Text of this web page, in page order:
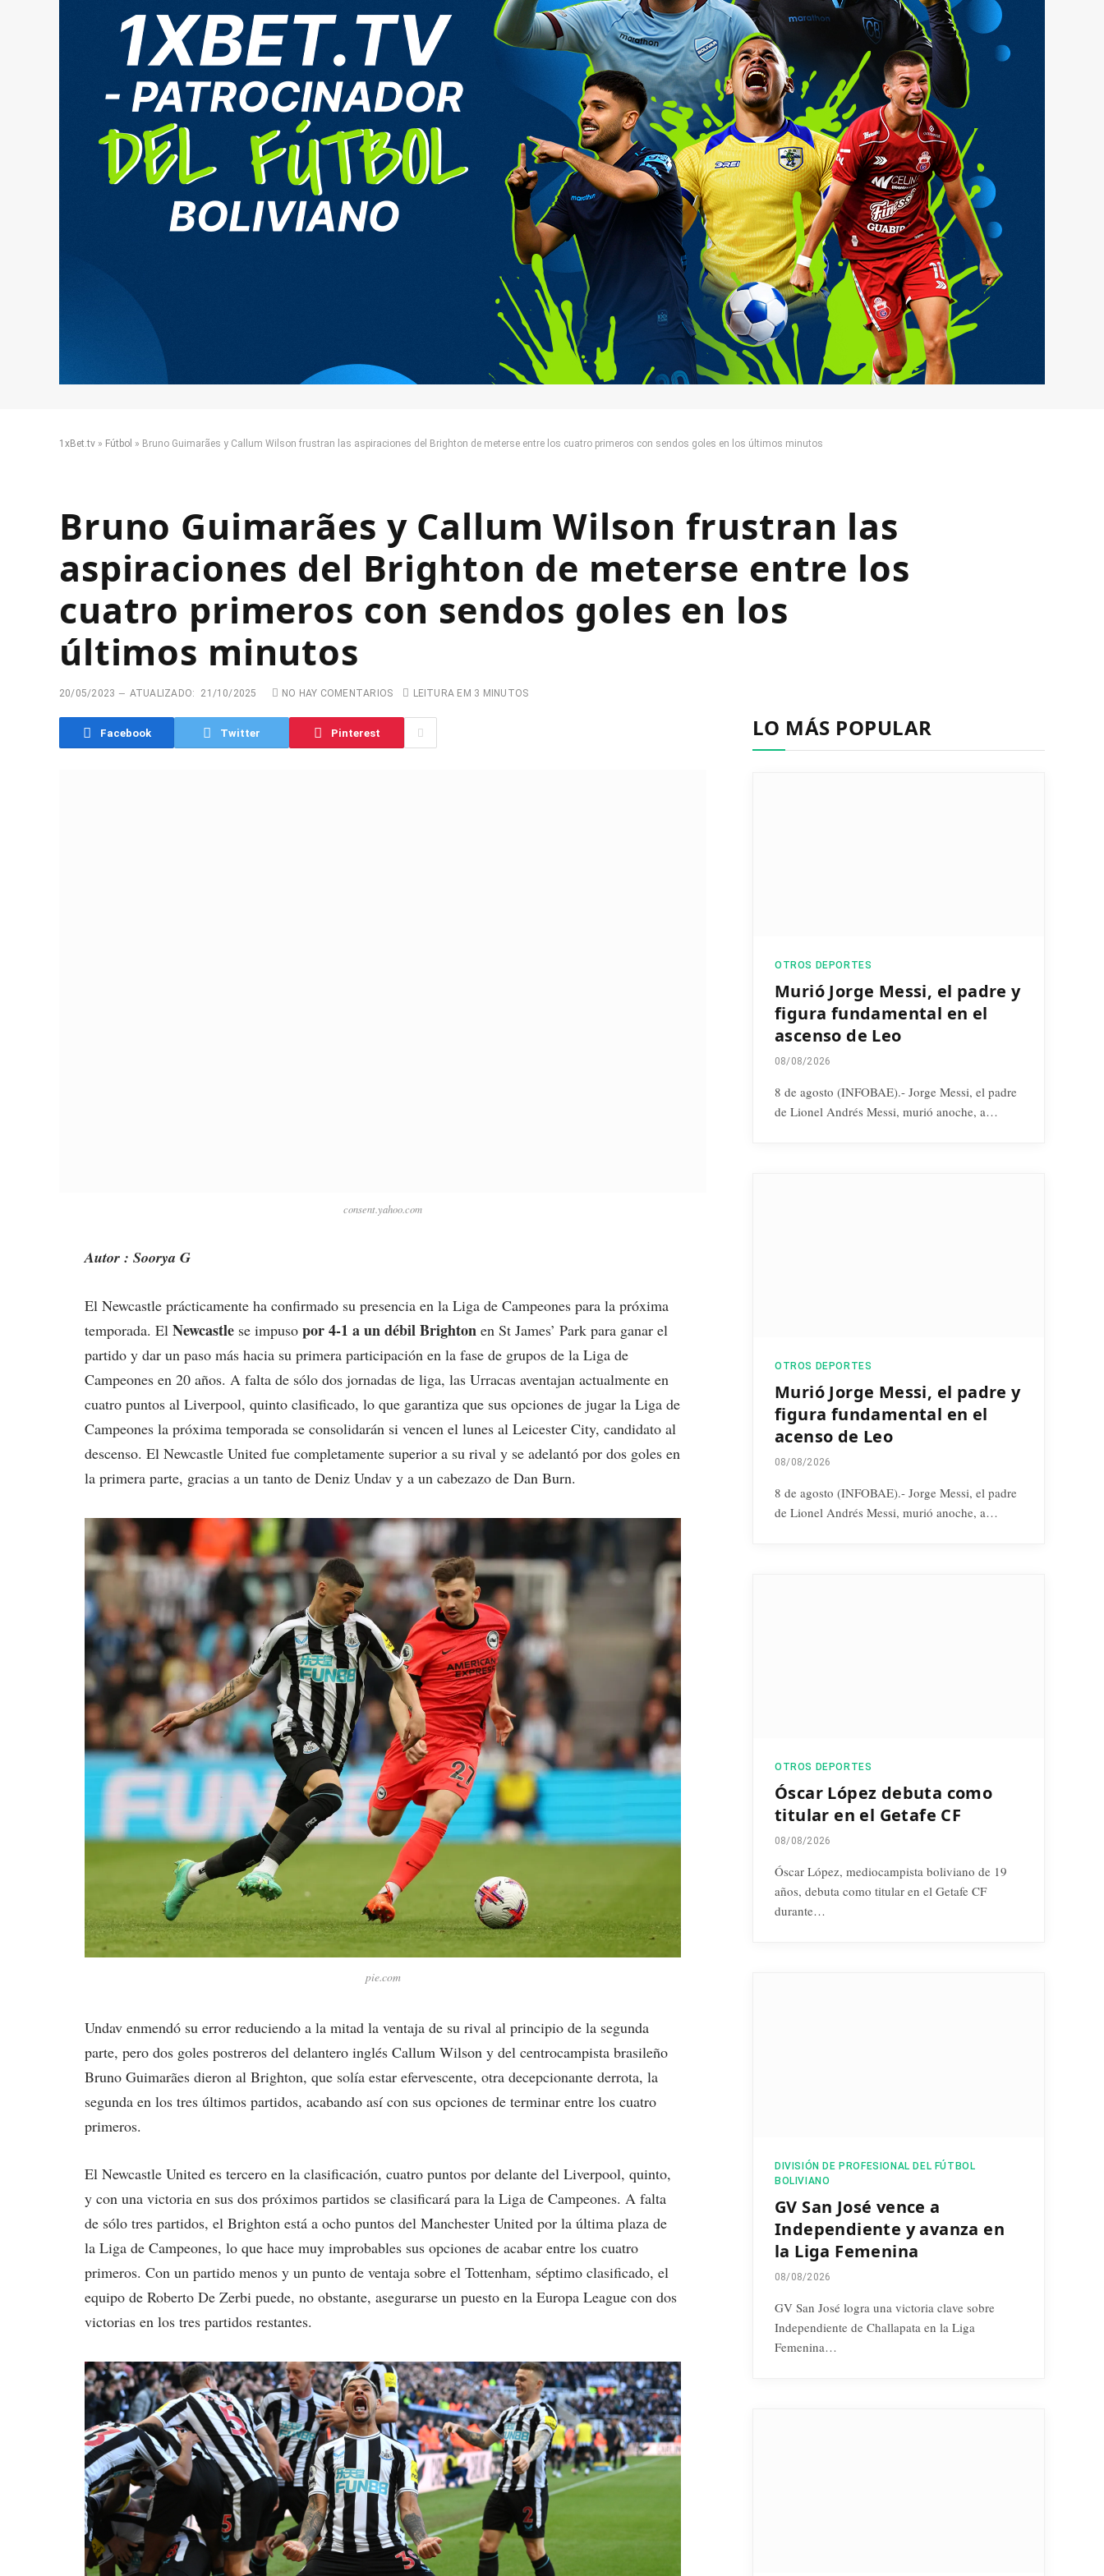
1xBet.tv » Fútbol » Bruno Guimarães y Callum Wilson frustran las aspiraciones del Brighton de meterse entre los cuatro primeros con sendos goles en los últimos minutos
Bruno Guimarães y Callum Wilson frustran las
aspiraciones del Brighton de meterse entre los
cuatro primeros con sendos goles en los
últimos minutos
20/05/2023 ATUALIZADO: 21/10/2025 NO HAY COMENTARIOS LEITURA EM 3 MINUTOS
Facebook Twitter Pinterest
consent.yahoo.com
Autor : Soorya G
El Newcastle prácticamente ha confirmado su presencia en la Liga de Campeones para la próxima
temporada. El Newcastle se impuso por 4-1 a un débil Brighton en St James’ Park para ganar el
partido y dar un paso más hacia su primera participación en la fase de grupos de la Liga de
Campeones en 20 años. A falta de sólo dos jornadas de liga, las Urracas aventajan actualmente en
cuatro puntos al Liverpool, quinto clasificado, lo que garantiza que sus opciones de jugar la Liga de
Campeones la próxima temporada se consolidarán si vencen el lunes al Leicester City, candidato al
descenso. El Newcastle United fue completamente superior a su rival y se adelantó por dos goles en
la primera parte, gracias a un tanto de Deniz Undav y a un cabezazo de Dan Burn.
pie.com
Undav enmendó su error reduciendo a la mitad la ventaja de su rival al principio de la segunda
parte, pero dos goles postreros del delantero inglés Callum Wilson y del centrocampista brasileño
Bruno Guimarães dieron al Brighton, que solía estar efervescente, otra decepcionante derrota, la
segunda en los tres últimos partidos, acabando así con sus opciones de terminar entre los cuatro
primeros.
El Newcastle United es tercero en la clasificación, cuatro puntos por delante del Liverpool, quinto,
y con una victoria en sus dos próximos partidos se clasificará para la Liga de Campeones. A falta
de sólo tres partidos, el Brighton está a ocho puntos del Manchester United por la última plaza de
la Liga de Campeones, lo que hace muy improbables sus opciones de acabar entre los cuatro
primeros. Con un partido menos y un punto de ventaja sobre el Tottenham, séptimo clasificado, el
equipo de Roberto De Zerbi puede, no obstante, asegurarse un puesto en la Europa League con dos
victorias en los tres partidos restantes.
LO MÁS POPULAR
OTROS DEPORTES
Murió Jorge Messi, el padre y
figura fundamental en el
ascenso de Leo
08/08/2026
8 de agosto (INFOBAE).- Jorge Messi, el padre
de Lionel Andrés Messi, murió anoche, a…
OTROS DEPORTES
Murió Jorge Messi, el padre y
figura fundamental en el
acenso de Leo
08/08/2026
8 de agosto (INFOBAE).- Jorge Messi, el padre
de Lionel Andrés Messi, murió anoche, a…
OTROS DEPORTES
Óscar López debuta como
titular en el Getafe CF
08/08/2026
Óscar López, mediocampista boliviano de 19
años, debuta como titular en el Getafe CF
durante…
DIVISIÓN DE PROFESIONAL DEL FÚTBOL
BOLIVIANO
GV San José vence a
Independiente y avanza en
la Liga Femenina
08/08/2026
GV San José logra una victoria clave sobre
Independiente de Challapata en la Liga
Femenina…